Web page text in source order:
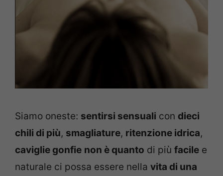
Siamo oneste: sentirsi sensuali con dieci
chili di più, smagliature, ritenzione idrica,
caviglie gonfie non è quanto di più facile e
naturale ci possa essere nella vita di una